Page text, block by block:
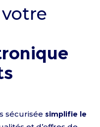
sécuriséesimplifie le